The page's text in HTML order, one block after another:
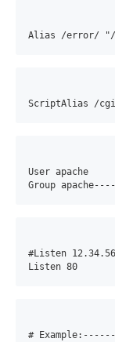
User apache
#Listen
#